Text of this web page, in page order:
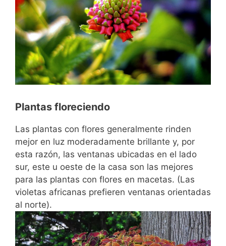
Plantas floreciendo
Las plantas con flores generalmente rinden
mejor en luz moderadamente brillante y, por
esta razón, las ventanas ubicadas en el lado
sur, este u oeste de la casa son las mejores
para las plantas con flores en macetas. (Las
violetas africanas prefieren ventanas orientadas
al norte).